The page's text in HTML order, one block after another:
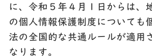
に、令和５年４月１日からは、
の個人情報保護制度についても
法の全国的な共通ルールが適用
なります。